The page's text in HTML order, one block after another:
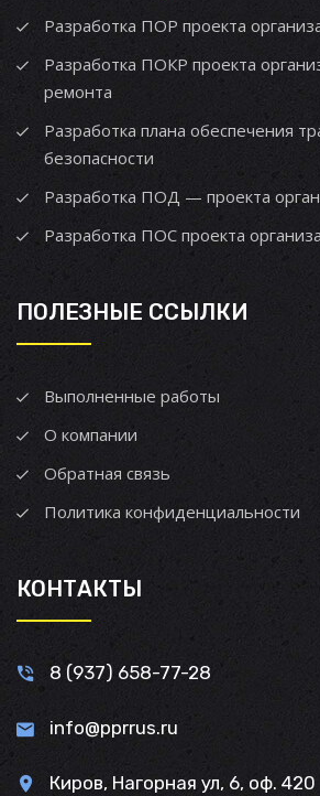
Разработка ПОР проекта
Разработка ПОКР проекта
ремонта
Разработка плана обеспечения
безопасности
Разработка ПОД — проекта
Разработка ПОС проекта
ПОЛЕЗНЫЕ ССЫЛКИ
Выполненные работы
О компании
Обратная связь
Политика конфиденциальности
КОНТАКТЫ
8 (937) 658-77-28
info@pprrus.ru
Киров, Нагорная ул, 6, оф. 420